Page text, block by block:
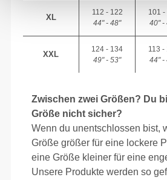
XL
112 - 122
44" - 48"
101 -
40" -
XXL
124 - 134
49" - 53"
113 -
44" -
Zwischen zwei Größen? Du
Größe nicht sicher?
Wenn du unentschlossen bist,
Größe größer für eine lockere
eine Größe kleiner für eine
Unsere Produkte werden so